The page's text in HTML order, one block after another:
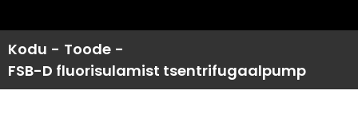
Kodu - Toode -
FSB-D fluorisulamist tsentrifugaalpump